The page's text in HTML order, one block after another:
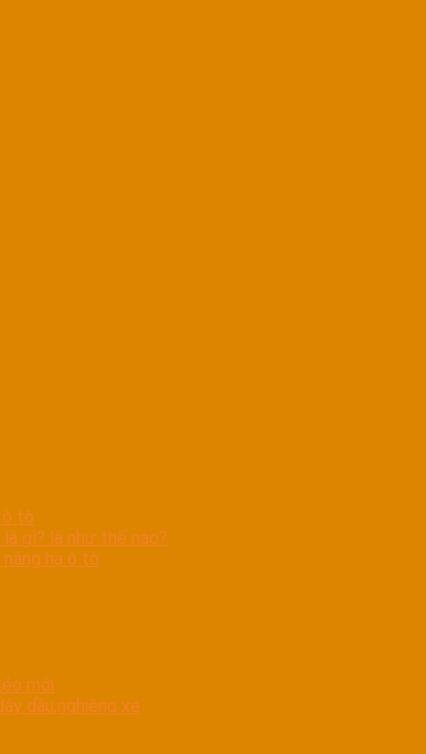
ô tô
gì? là như thế nào?
hạ ô tô
mới
dầu,nghiêng xe